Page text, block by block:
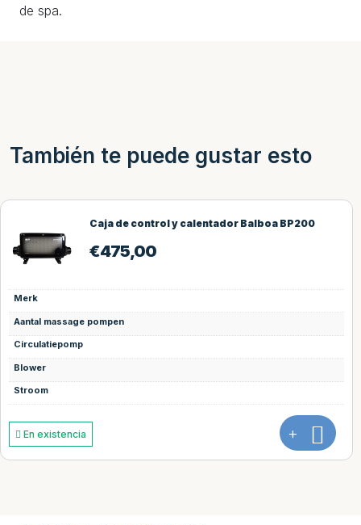
de spa.
También te puede gustar esto
Solo caja de control Balboa Bp200Ux
€
Aantal massage pompen
Circulatiepomp